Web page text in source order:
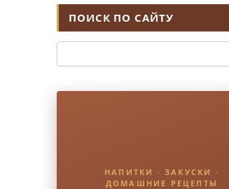
ПОИСК ПО САЙТУ
НАПИТКИ · ЗАКУСКИ ·
ДОМАШНИЕ РЕЦЕПТЫ